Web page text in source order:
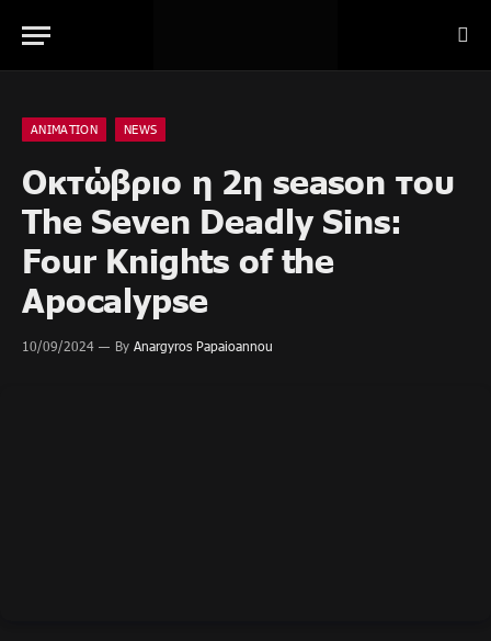
ANIMATION NEWS
Οκτώβριο η 2η season του
The Seven Deadly Sins:
Four Knights of the
Apocalypse
10/09/2024 By Anargyros Papaioannou